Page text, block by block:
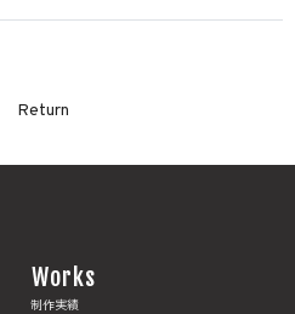
Return
Works
制作実績